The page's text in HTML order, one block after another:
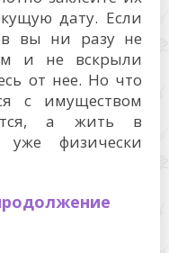
дату. Если
вы ни разу не
и не вскрыли
от нее. Но что
с имуществом
а жить в
уже физически